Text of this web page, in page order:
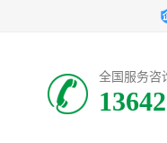
全国服务咨